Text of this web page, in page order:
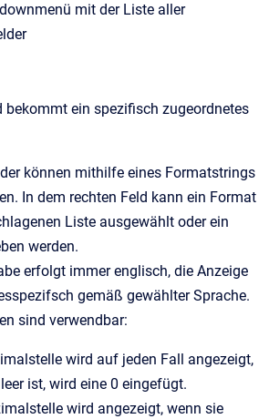
mit der Liste aller
bekommt ein spezifisch zugeordnetes
können mithilfe eines Formatstrings
In dem rechten Feld kann ein Format
Liste ausgewählt oder ein
werden.
erfolgt immer englisch, die Anzeige
gemäß gewählter Sprache.
sind verwendbar:
wird auf jeden Fall angezeigt,
ist, wird eine 0 eingefügt.
wird angezeigt, wenn sie